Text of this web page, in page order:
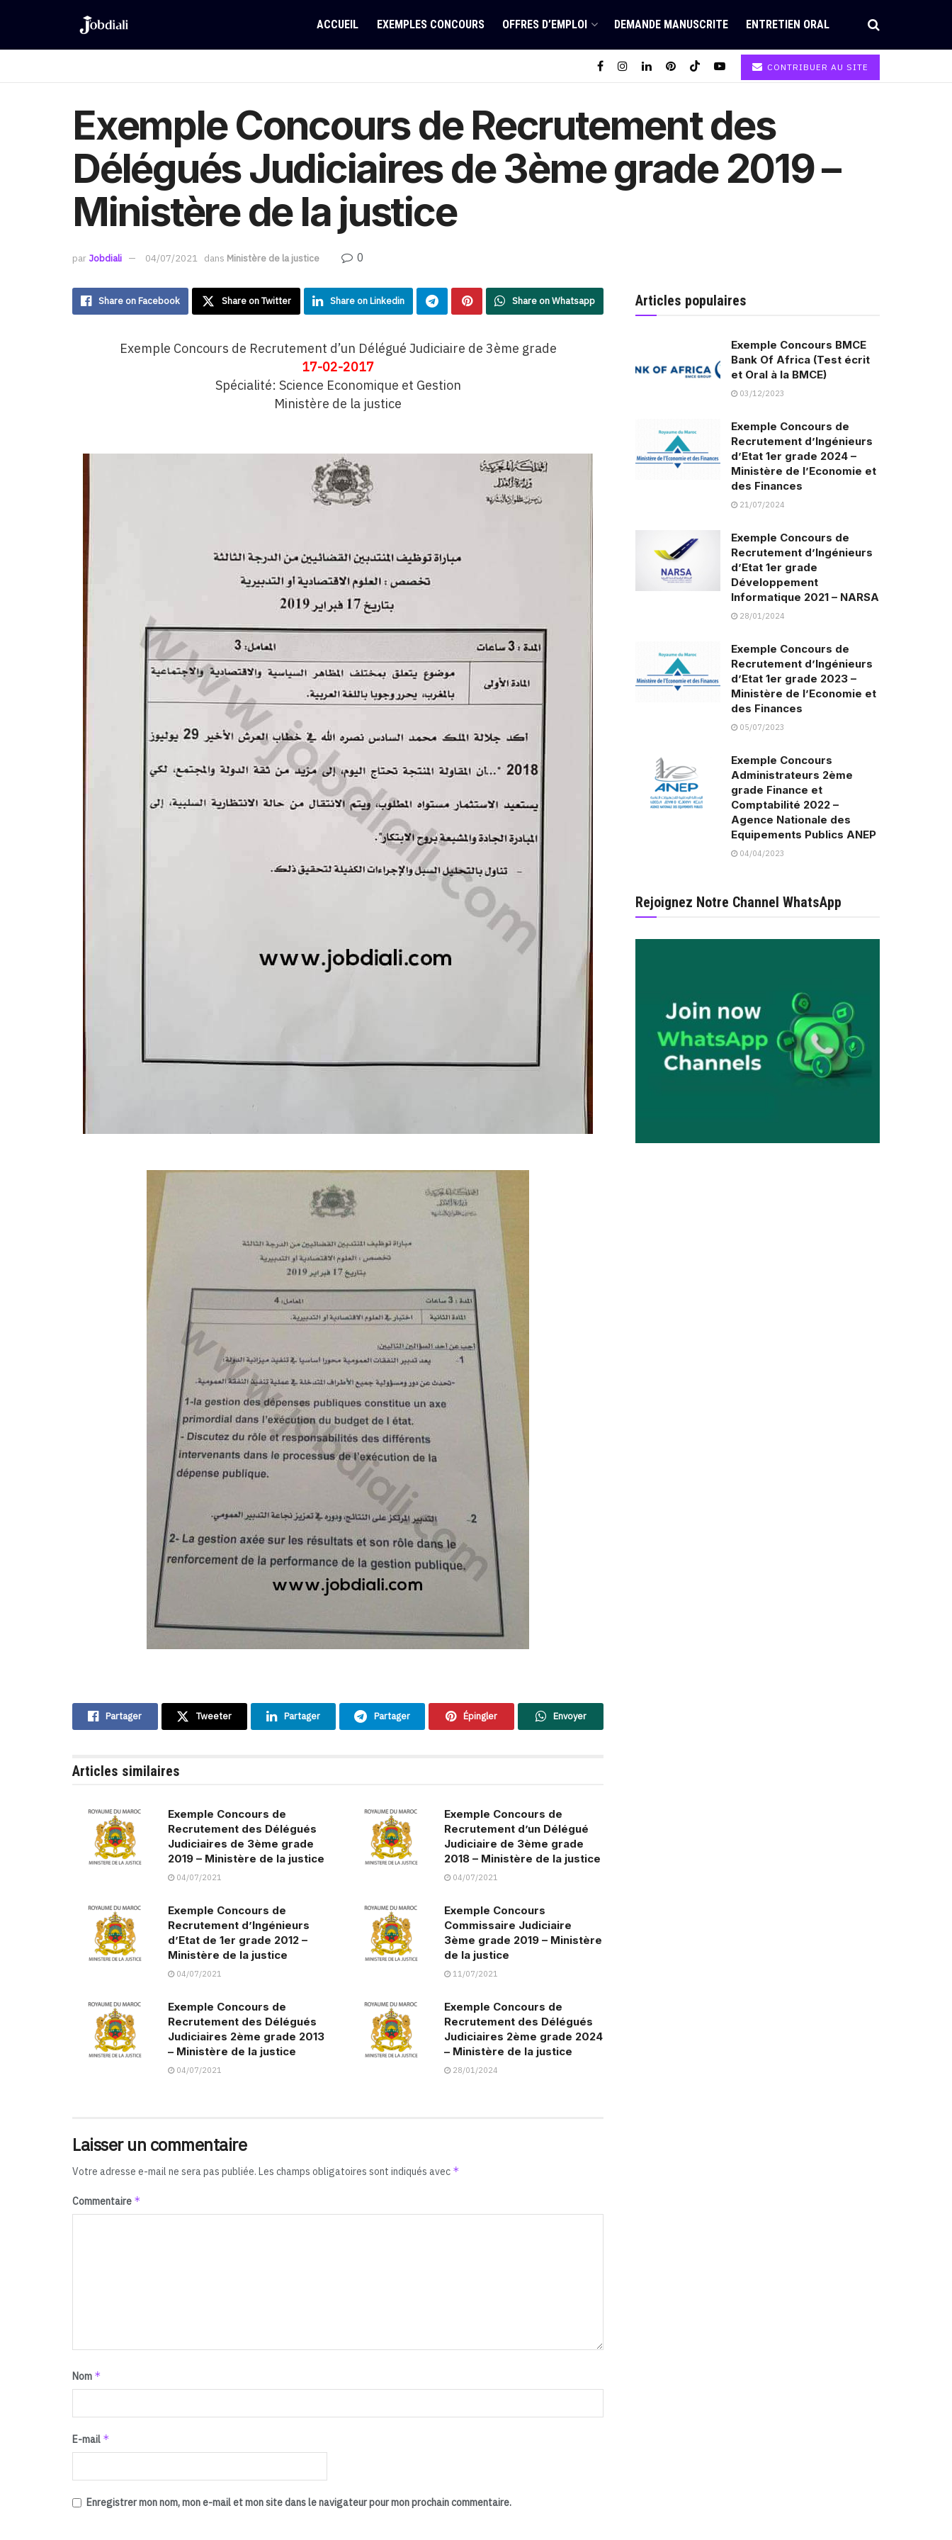
ACCUEIL EXEMPLES CONCOURS OFFRES D’EMPLOI DEMANDE MANUSCRITE ENTRETIEN ORAL
CONTRIBUER AU SITE
Exemple Concours de Recrutement des
Délégués Judiciaires de 3ème grade 2019 –
Ministère de la justice
par Jobdiali 04/07/2021 dans Ministère de la justice 0
Share on Facebook Share on Twitter Share on Linkedin Share on Whatsapp
Exemple Concours de Recrutement d’un Délégué Judiciaire de 3ème grade
17-02-2017
Spécialité: Science Economique et Gestion
Ministère de la justice
Partager Tweeter Partager Partager Épingler Envoyer
Articles similaires
Exemple Concours de
Recrutement des Délégués
Judiciaires de 3ème grade
2019 – Ministère de la justice
04/07/2021
Exemple Concours de
Recrutement d’un Délégué
Judiciaire de 3ème grade
2018 – Ministère de la justice
04/07/2021
Exemple Concours de
Recrutement d’Ingénieurs
d’Etat de 1er grade 2012 –
Ministère de la justice
04/07/2021
Exemple Concours
Commissaire Judiciaire
3ème grade 2019 – Ministère
de la justice
11/07/2021
Exemple Concours de
Recrutement des Délégués
Judiciaires 2ème grade 2013
– Ministère de la justice
04/07/2021
Exemple Concours de
Recrutement des Délégués
Judiciaires 2ème grade 2024
– Ministère de la justice
28/01/2024
Laisser un commentaire
Votre adresse e-mail ne sera pas publiée. Les champs obligatoires sont indiqués avec *
Commentaire *
Nom *
E-mail *
Enregistrer mon nom, mon e-mail et mon site dans le navigateur pour mon prochain commentaire.
Articles populaires
Exemple Concours BMCE
Bank Of Africa (Test écrit
et Oral à la BMCE)
03/12/2023
Exemple Concours de
Recrutement d’Ingénieurs
d’Etat 1er grade 2024 –
Ministère de l’Economie et
des Finances
21/07/2024
Exemple Concours de
Recrutement d’Ingénieurs
d’Etat 1er grade
Développement
Informatique 2021 – NARSA
28/01/2024
Exemple Concours de
Recrutement d’Ingénieurs
d’Etat 1er grade 2023 –
Ministère de l’Economie et
des Finances
05/07/2023
Exemple Concours
Administrateurs 2ème
grade Finance et
Comptabilité 2022 –
Agence Nationale des
Equipements Publics ANEP
04/04/2023
Rejoignez Notre Channel WhatsApp